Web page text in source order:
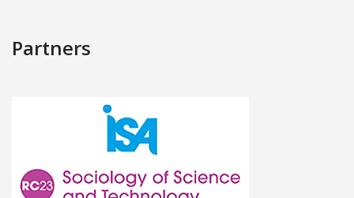
Partners